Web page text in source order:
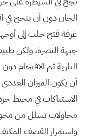
الخان دون أن ينجح في
غرفة فتح حلب إلى
جبهة النصرة، ولكن
النارية ثم الاقتحام
أن يكون الميزان العددي
الاشتباكات في محيط
محاولات تسلل من محور
واستمرار القصف